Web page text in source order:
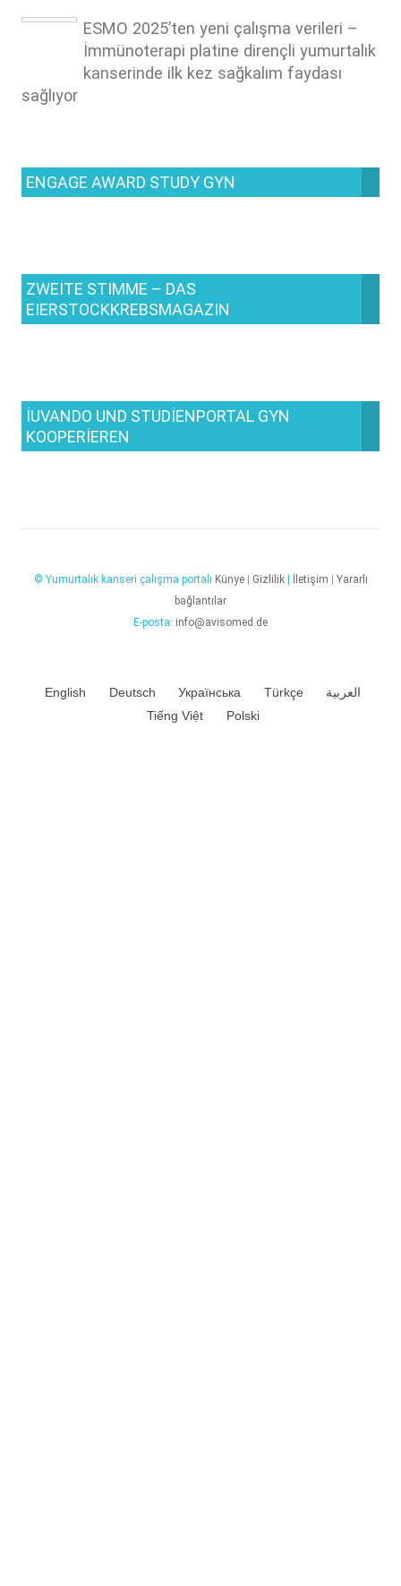
ESMO 2025’ten yeni çalışma verileri –
İmmünoterapi platine dirençli yumurtalık
kanserinde ilk kez sağkalım faydası
sağlıyor
ENGAGE AWARD STUDY GYN
ZWEITE STIMME – DAS
EIERSTOCKKREBSMAGAZIN
IUVANDO UND STUDIENPORTAL GYN
KOOPERIEREN
© Yumurtalık kanseri çalışma portalı Künye| Gizlilik| İletişim | Yararlı
bağlantılar
E-posta: info@avisomed.de
English Deutsch Українська Türkçe
العربية
Tiếng Việt
Polski